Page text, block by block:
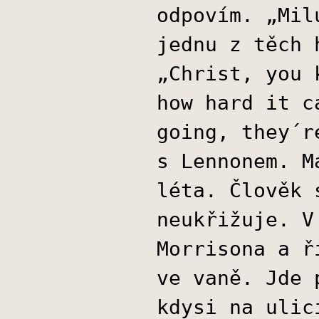
odpovím.
jednu z těch
„Christ, you
how hard it
going,
s Lennonem.
léta.
neukřižuje.
Morrisona a
ve vaně.
kdysi na